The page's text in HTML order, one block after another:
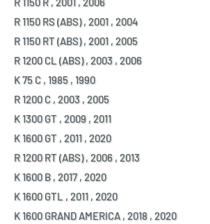
R 1150 RS (ABS) , 2001 , 2004
R 1150 RT (ABS) , 2001 , 2005
R 1200 CL (ABS) , 2003 , 2006
K 75 C , 1985 , 1990
R 1200 C , 2003 , 2005
K 1300 GT , 2009 , 2011
K 1600 GT , 2011 , 2020
R 1200 RT (ABS) , 2006 , 2013
K 1600 B , 2017 , 2020
K 1600 GTL , 2011 , 2020
K 1600 GRAND AMERICA , 2018 , 2020